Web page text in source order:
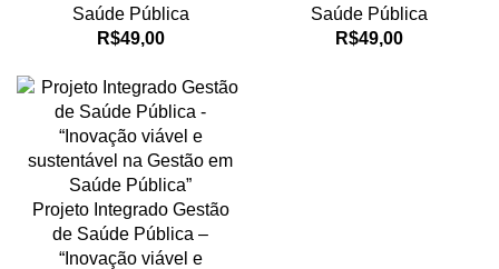
Saúde Pública
R$49,00
Saúde Pública
R$49,00
Projeto Integrado Gestão
de Saúde Pública –
“Inovação viável e